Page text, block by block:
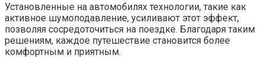
Установленные на автомобилях технологии, такие как
активное шумоподавление, усиливают этот эффект,
позволяя сосредоточиться на поездке. Благодаря таким
решениям, каждое путешествие становится более
комфортным и приятным.